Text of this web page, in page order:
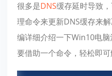
很多是DNS缓存延时导致
理命令来更新DNS缓存来
编详细介绍一下Win10电
要借助一个命令，轻松即可